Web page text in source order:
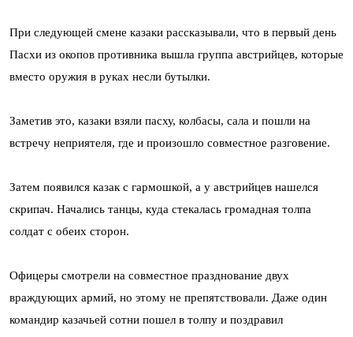
При следующей смене казаки рассказывали, что в первый день
Пасхи из окопов противника вышла группа австрийцев, которые
вместо оружия в руках несли бутылки.
Заметив это, казаки взяли пасху, колбасы, сала и пошли на
встречу неприятеля, где и произошло совместное разговение.
Затем появился казак с гармошкой, а у австрийцев нашелся
скрипач. Начались танцы, куда стекалась громадная толпа
солдат с обеих сторон.
Офицеры смотрели на совместное празднование двух
враждующих армий, но этому не препятствовали. Даже один
командир казачьей сотни пошел в толпу и поздравил